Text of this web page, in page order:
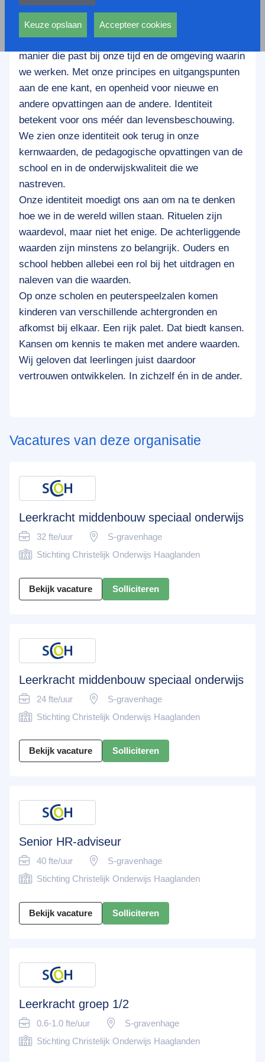
SCOH komt voort uit de protestants-christelijke
traditie. We geven onze traditie vorm op een
manier die past bij onze tijd en de omgeving waarin
we werken. Met onze principes en uitgangspunten
aan de ene kant, en openheid voor nieuwe en
andere opvattingen aan de andere. Identiteit
betekent voor ons méér dan levensbeschouwing.
We zien onze identiteit ook terug in onze
kernwaarden, de pedagogische opvattingen van de
school en in de onderwijskwaliteit die we
nastreven.
Onze identiteit moedigt ons aan om na te denken
hoe we in de wereld willen staan. Rituelen zijn
waardevol, maar niet het enige. De achterliggende
waarden zijn minstens zo belangrijk. Ouders en
school hebben allebei een rol bij het uitdragen en
naleven van die waarden.
Op onze scholen en peuterspeelzalen komen
kinderen van verschillende achtergronden en
afkomst bij elkaar. Een rijk palet. Dat biedt kansen.
Kansen om kennis te maken met andere waarden.
Wij geloven dat leerlingen juist daardoor
vertrouwen ontwikkelen. In zichzelf én in de ander.
Vacatures van deze organisatie
Leerkracht middenbouw speciaal onderwijs
32 fte/uur
S-gravenhage
Stichting Christelijk Onderwijs Haaglanden
Bekijk vacature Solliciteren
Leerkracht middenbouw speciaal onderwijs
24 fte/uur
S-gravenhage
Stichting Christelijk Onderwijs Haaglanden
Bekijk vacature Solliciteren
Senior HR-adviseur
40 fte/uur
S-gravenhage
Stichting Christelijk Onderwijs Haaglanden
Bekijk vacature Solliciteren
Leerkracht groep 1/2
0.6-1.0 fte/uur
S-gravenhage
Stichting Christelijk Onderwijs Haaglanden
andere wordt voorkomen dat dezelfde advertentie
voortdurend verschijnt.
Keuze opslaan Accepteer cookies